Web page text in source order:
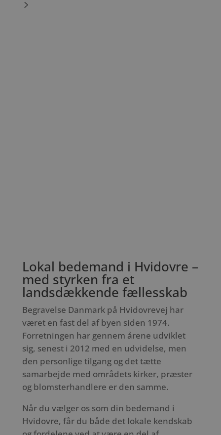
Lokal bedemand i Hvidovre –
med styrken fra et
landsdækkende fællesskab
Begravelse Danmark på Hvidovrevej har
været en fast del af byen siden 1974.
Forretningen har gennem årene udviklet
sig, senest i 2012 med en udvidelse, men
den personlige tilgang og det tætte
samarbejde med områdets kirker, præster
og blomsterhandlere er den samme.
Når du vælger os som din bedemand i
Hvidovre, får du både det lokale kendskab